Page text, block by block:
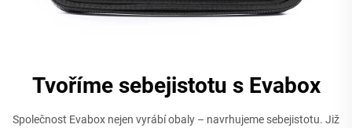
Tvoříme sebejistotu s Evabox
Společnost Evabox nejen vyrábí obaly – navrhujeme sebejistotu. Již